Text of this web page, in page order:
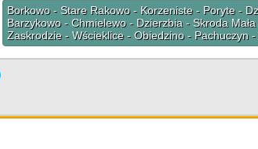
Borkowo - Stare Rakowo - Korzeniste - Poryte -
Barzykowo - Chmielewo - Dzierzbia - Skroda
Zaskrodzie - Wścieklice - Obiedzino - Pachuczyn